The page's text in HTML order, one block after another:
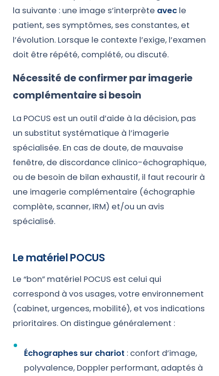
la suivante : une image s’interprète avec le
patient, ses symptômes, ses constantes, et
l’évolution. Lorsque le contexte l’exige, l’examen
doit être répété, complété, ou discuté.
Nécessité de confirmer par imagerie
complémentaire si besoin
La POCUS est un outil d’aide à la décision, pas
un substitut systématique à l’imagerie
spécialisée. En cas de doute, de mauvaise
fenêtre, de discordance clinico-échographique,
ou de besoin de bilan exhaustif, il faut recourir à
une imagerie complémentaire (échographie
complète, scanner, IRM) et/ou un avis
spécialisé.
Le matériel POCUS
Le “bon” matériel POCUS est celui qui
correspond à vos usages, votre environnement
(cabinet, urgences, mobilité), et vos indications
prioritaires. On distingue généralement :
Échographes sur chariot : confort d’image,
polyvalence, Doppler performant, adaptés à